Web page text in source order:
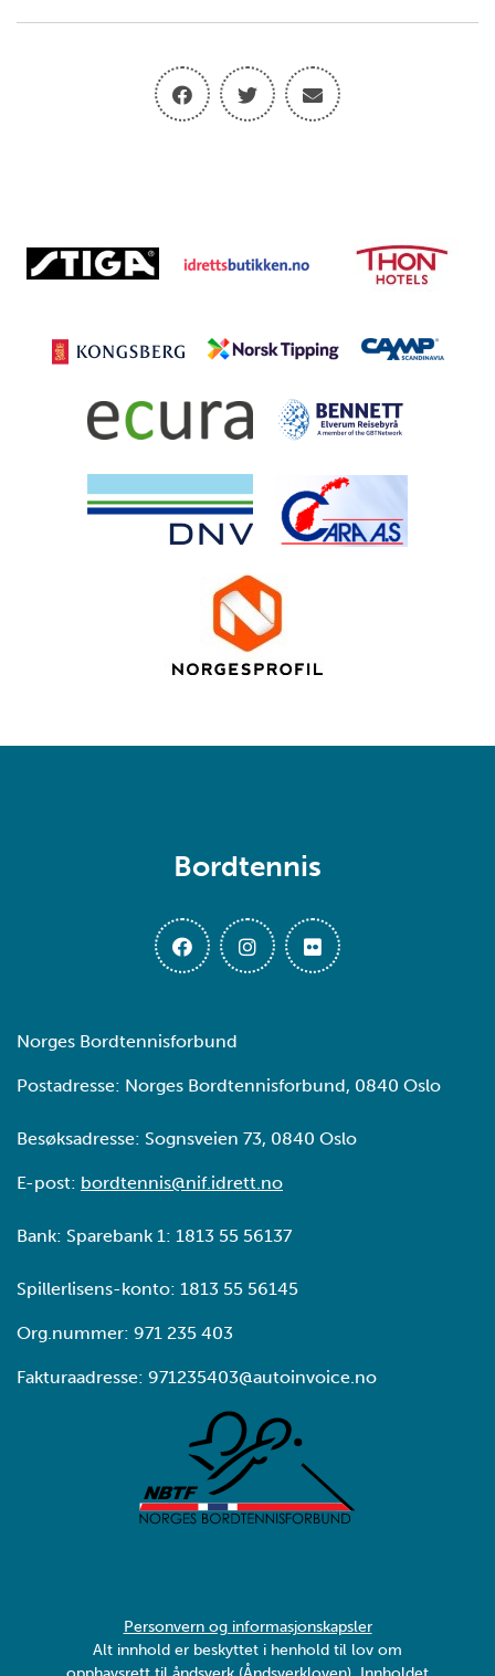
Bordtennis
Norges Bordtennisforbund
Postadresse: Norges Bordtennisforbund, 0840 Oslo
Besøksadresse: Sognsveien 73, 0840 Oslo
E-post: bordtennis@nif.idrett.no
Bank: Sparebank 1: 1813 55 56137
Spillerlisens-konto: 1813 55 56145
Org.nummer: 971 235 403
Fakturaadresse: 971235403@autoinvoice.no
Personvern og informasjonskapsler
Alt innhold er beskyttet i henhold til lov om